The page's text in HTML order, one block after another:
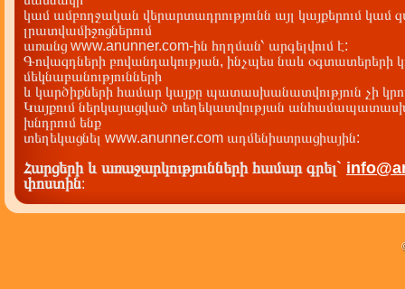
կամ ամբողջական վերարտադրությունն այլ կայքերում կամ
լրատվամիջոցներում
առանց www.anunner.com-ին հղղման՝ արգելվում է:
Գովազդների բովանդակության, ինչպես նաև օգտատերերի
մեկնաբանությունների
և կարծիքների համար կայքը պատասխանատվություն չի
Կայքում ներկայացված տեղեկատվության
խնդրում ենք
տեղեկացնել www.anunner.com ադմենիստրացիային:
Հարցերի և առաջարկությունների համար գրել`
փոստին: